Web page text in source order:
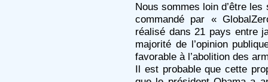
Nous sommes loin d’être les
commandé par «
réalisé dans 21 pays entre
majorité de l’opinion
favorable à l’abolition des
Il est probable que cette